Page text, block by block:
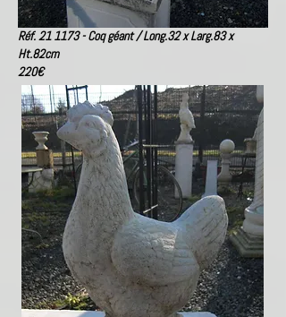
Réf. 21 1173 - Coq géant / Long.32 x Larg.83 x
Ht.82cm
220€